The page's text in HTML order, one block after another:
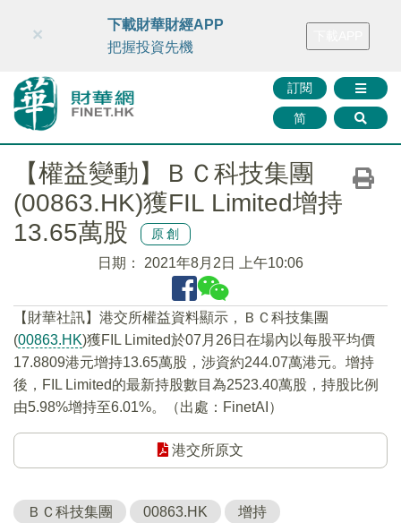
財華智庫網 FINTV FINMETA 財華證券 媒體矩陣
訂閱
简
×
下載財華財經APP
把握投資先機
【權益變動】ＢＣ科技集團
(00863.HK)獲FIL Limited增持
13.65萬股
原創
日期： 2021年8月2日 上午10:06
【財華社訊】港交所權益資料顯示，ＢＣ科技集團
(00863.HK)獲FIL Limited於07月26日在場內以每股平均價
17.8809港元增持13.65萬股，涉資約244.07萬港元。增持
後，FIL Limited的最新持股數目為2523.40萬股，持股比例
由5.98%增持至6.01%。（出處：FinetAI）
港交所原文
ＢＣ科技集團 00863.HK 增持